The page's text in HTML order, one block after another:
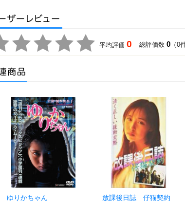
平均評価0 総評価数0 （0
ゆりかちゃん 放課後日誌 仔猫契約